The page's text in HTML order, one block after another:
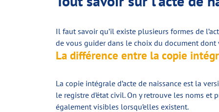
Il faut savoir qu’il existe plusieurs formes de
de vous guider dans le choix du document dont
La différence entre la copie
La copie intégrale d’acte de naissance est la
le registre d’état civil. On y retrouve les noms et
également visibles lorsqu’elles existent.